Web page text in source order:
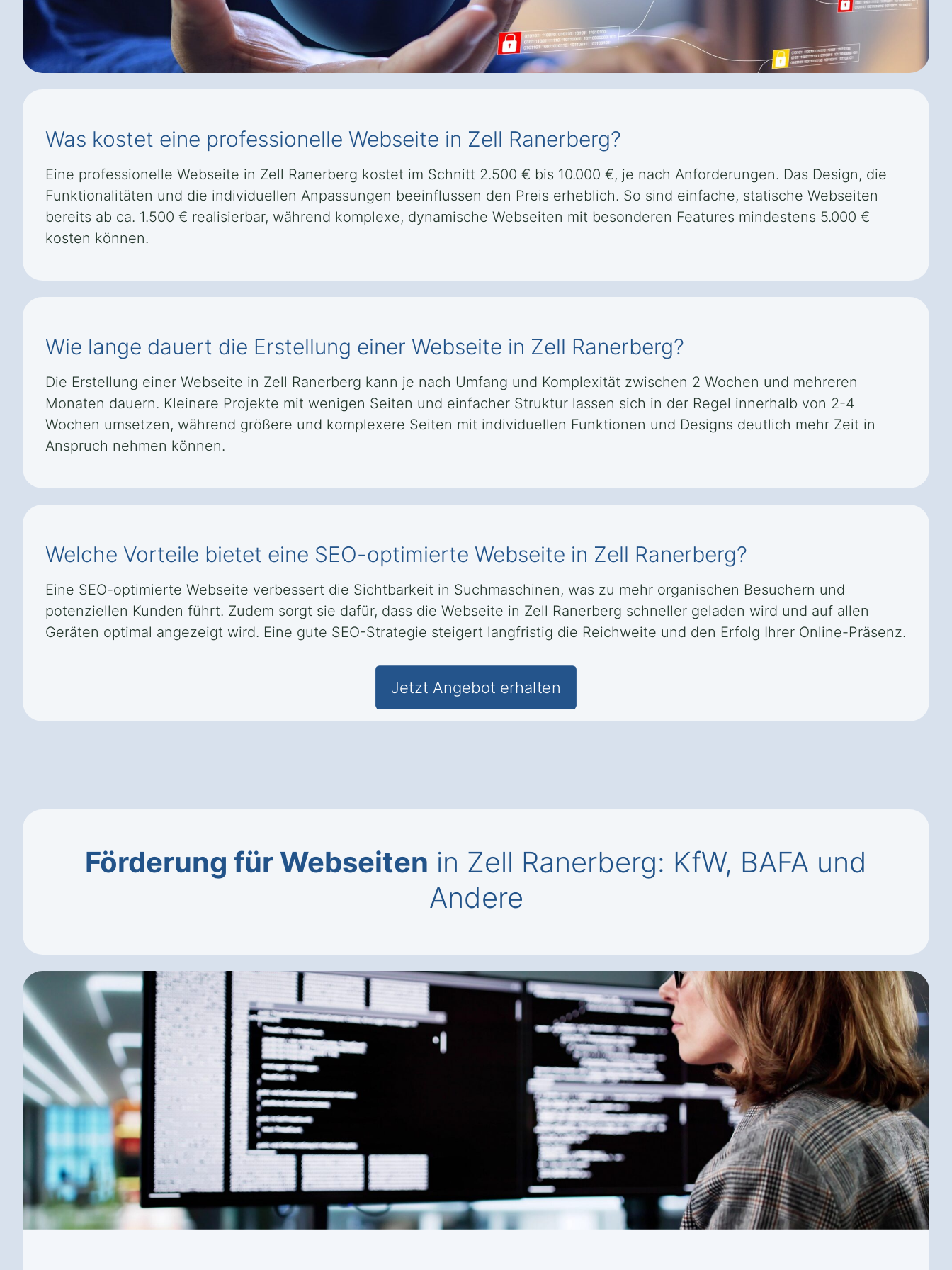
Was kostet eine professionelle Webseite in Zell Ranerberg?
Eine professionelle Webseite in Zell Ranerberg kostet im Schnitt 2.500 € bis 10.000 €, je nach Anforderungen. Das Design, die
Funktionalitäten und die individuellen Anpassungen beeinflussen den Preis erheblich. So sind einfache, statische Webseiten
bereits ab ca. 1.500 € realisierbar, während komplexe, dynamische Webseiten mit besonderen Features mindestens 5.000 €
kosten können.
Wie lange dauert die Erstellung einer Webseite in Zell Ranerberg?
Die Erstellung einer Webseite in Zell Ranerberg kann je nach Umfang und Komplexität zwischen 2 Wochen und mehreren
Monaten dauern. Kleinere Projekte mit wenigen Seiten und einfacher Struktur lassen sich in der Regel innerhalb von 2-4
Wochen umsetzen, während größere und komplexere Seiten mit individuellen Funktionen und Designs deutlich mehr Zeit in
Anspruch nehmen können.
Welche Vorteile bietet eine SEO-optimierte Webseite in Zell Ranerberg?
Eine SEO-optimierte Webseite verbessert die Sichtbarkeit in Suchmaschinen, was zu mehr organischen Besuchern und
potenziellen Kunden führt. Zudem sorgt sie dafür, dass die Webseite in Zell Ranerberg schneller geladen wird und auf allen
Geräten optimal angezeigt wird. Eine gute SEO-Strategie steigert langfristig die Reichweite und den Erfolg Ihrer Online-Präsenz.
Jetzt Angebot erhalten
Förderung für Webseiten in Zell Ranerberg: KfW, BAFA und
Andere